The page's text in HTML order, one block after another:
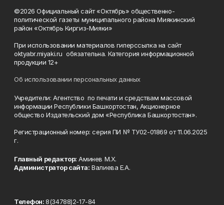
©2026 Официальный сайт «Октябрь» общественно-
политической газеты муниципального района Миякинский
район «Октябрь Киргиз-Мияки»
При использовании материалов гиперссылка на сайт
oktyabr.miyaki.ru обязательна. Категория информационной
продукции 12+
Об использовании персональных данных
Учредители: Агентство по печати и средствам массовой
информации Республики Башкортостан, Акционерное
общество Издательский дом «Республика Башкортостан».
Регистрационный номер: серия ПИ № ТУ02-01869 от 11.06.2025
г.
Главный редактор: Аминев М.Х.
Администратор сайта: Валиева Е.А.
Телефон:8(34788)2-17-84